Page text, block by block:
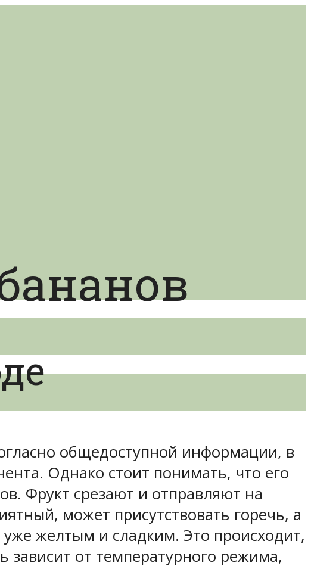
общедоступной информации, в
Однако стоит понимать, что его
Фрукт срезают и отправляют на
может присутствовать горечь, а
желтым и сладким. Это происходит,
зависит от температурного режима,